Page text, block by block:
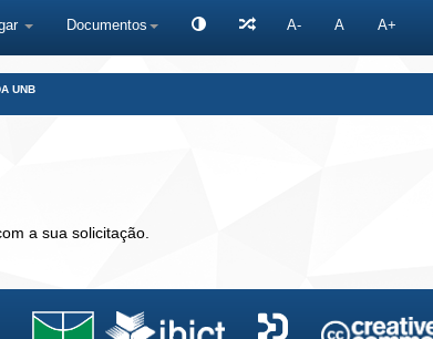
Documentos A- A A+
UNB
a sua solicitação.